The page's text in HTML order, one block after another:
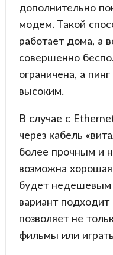
дополнительно
модем. Такой
работает дома, а
совершенно
ограничена, а
высоким.
В случае с
через кабель
более прочным и
возможна
будет недешевым
вариант подходит
позволяет не
фильмы или